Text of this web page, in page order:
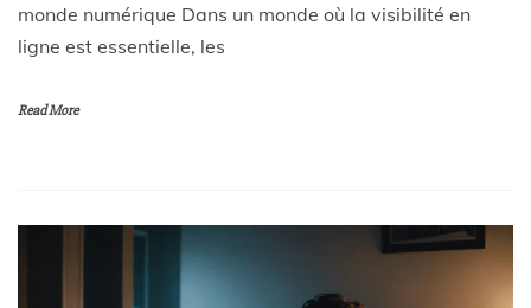
monde numérique Dans un monde où la visibilité en
ligne est essentielle, les
Read More